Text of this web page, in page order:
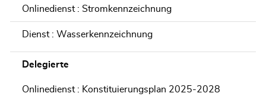
Onlinedienst : Stromkennzeichnung
Dienst : Wasserkennzeichnung
Delegierte
Onlinedienst : Konstituierungsplan 2025-2028